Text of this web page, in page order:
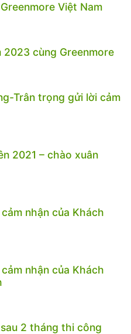
Việt Nam
2023 cùng Greenmore
Trân trọng gửi lời cảm
2021 – chào xuân
nhận của Khách
nhận của Khách
2 tháng thi công